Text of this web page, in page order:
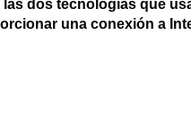
las dos tecnologías que
una conexión a